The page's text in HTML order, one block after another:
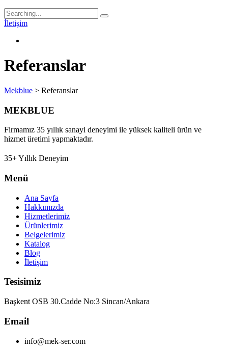
Search
for:
İletişim
Referanslar
Mekblue > Referanslar
MEKBLUE
Firmamız 35 yıllık sanayi deneyimi ile yüksek kaliteli ürün ve
hizmet üretimi yapmaktadır.
35+ Yıllık Deneyim
Menü
Ana Sayfa
Hakkımızda
Hizmetlerimiz
Ürünlerimiz
Belgelerimiz
Katalog
Blog
İletişim
Tesisimiz
Başkent OSB 30.Cadde No:3 Sincan/Ankara
Email
info@mek-ser.com